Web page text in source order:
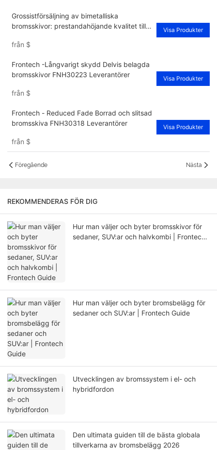
Grossistförsäljning av bimetalliska
bromsskivor: prestandahöjande kvalitet till
från $
Visa Produkter
Frontech -Långvarigt skydd Delvis belagda
bromsskivor FNH30223 Leverantörer
från $
Visa Produkter
Frontech - Reduced Fade Borrad och slitsad
bromsskiva FNH30318 Leverantörer
från $
Visa Produkter
Föregående Nästa
REKOMMENDERAS FÖR DIG
Hur man väljer och byter bromsskivor för
sedaner, SUV:ar och halvkombi | Frontech
Hur man väljer och byter bromsbelägg för
sedaner och SUV:ar | Frontech Guide
Utvecklingen av bromssystem i el- och
hybridfordon
Den ultimata guiden till de bästa globala
tillverkarna av bromsbelägg 2026